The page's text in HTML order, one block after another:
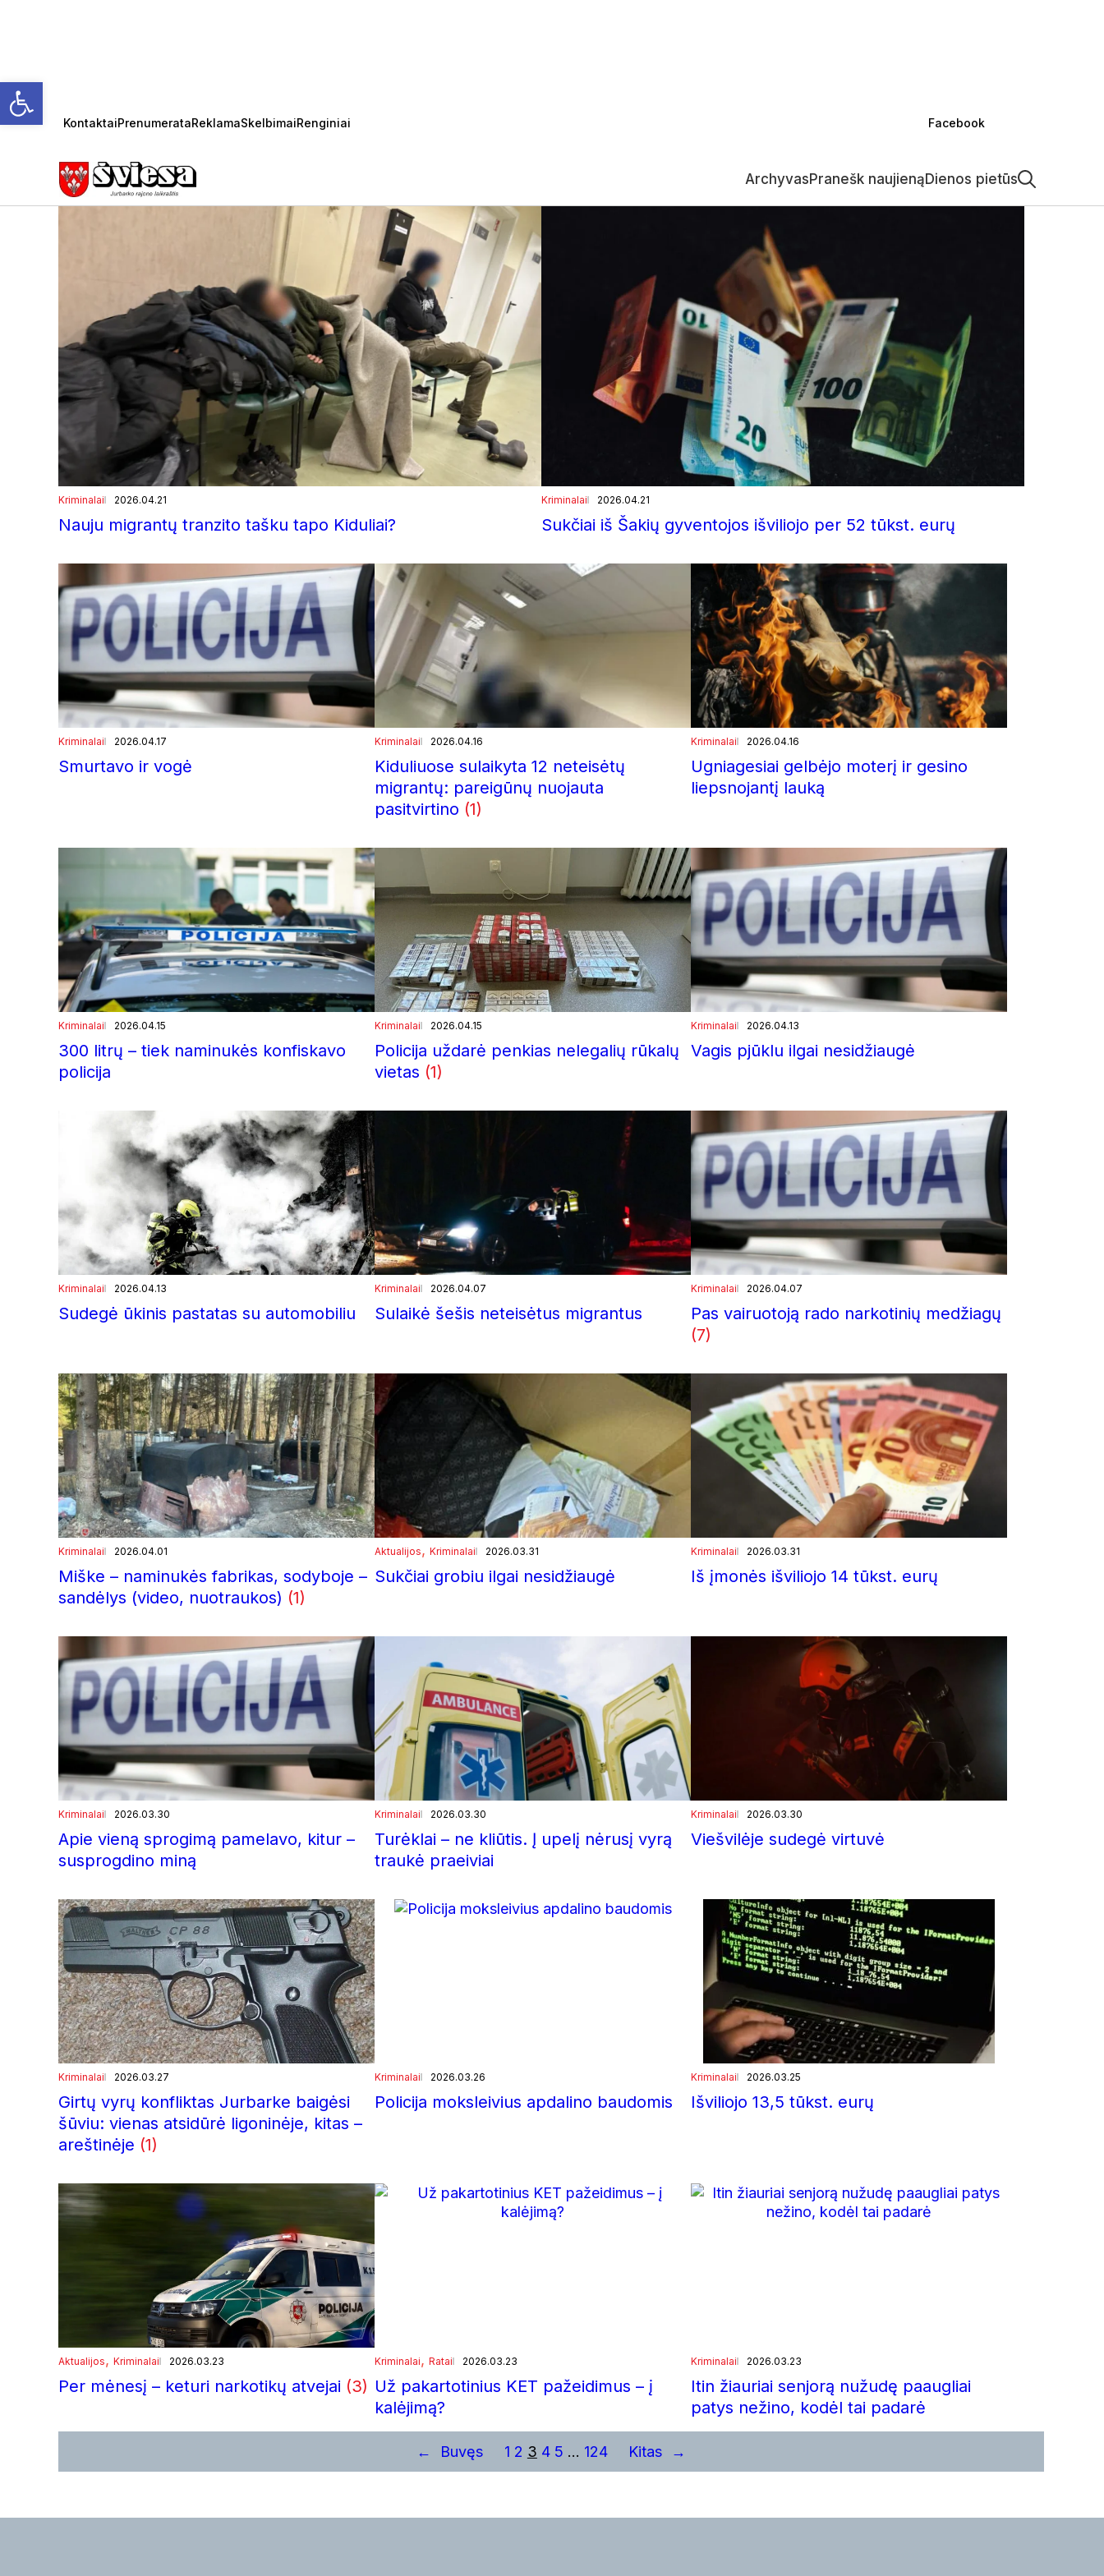
Open toolbar
KontaktaiPrenumerataReklamaSkelbimaiRenginiai Facebook
ArchyvasPranešk naujienąDienos pietūs
Kriminalai 2026.04.21
Nauju migrantų tranzito tašku tapo Kiduliai?
Kriminalai 2026.04.21
Sukčiai iš Šakių gyventojos išviliojo per 52 tūkst. eurų
Kriminalai 2026.04.17
Smurtavo ir vogė
Kriminalai 2026.04.16
Kiduliuose sulaikyta 12 neteisėtų
migrantų: pareigūnų nuojauta
pasitvirtino (1)
Kriminalai 2026.04.16
Ugniagesiai gelbėjo moterį ir gesino
liepsnojantį lauką
Kriminalai 2026.04.15
300 litrų – tiek naminukės konfiskavo
policija
Kriminalai 2026.04.15
Policija uždarė penkias nelegalių rūkalų
vietas (1)
Kriminalai 2026.04.13
Vagis pjūklu ilgai nesidžiaugė
Kriminalai 2026.04.13
Sudegė ūkinis pastatas su automobiliu
Kriminalai 2026.04.07
Sulaikė šešis neteisėtus migrantus
Kriminalai 2026.04.07
Pas vairuotoją rado narkotinių medžiagų
(7)
Kriminalai 2026.04.01
Miške – naminukės fabrikas, sodyboje –
sandėlys (video, nuotraukos) (1)
Aktualijos, Kriminalai 2026.03.31
Sukčiai grobiu ilgai nesidžiaugė
Kriminalai 2026.03.31
Iš įmonės išviliojo 14 tūkst. eurų
Kriminalai 2026.03.30
Apie vieną sprogimą pamelavo, kitur –
susprogdino miną
Kriminalai 2026.03.30
Turėklai – ne kliūtis. Į upelį nėrusį vyrą
traukė praeiviai
Kriminalai 2026.03.30
Viešvilėje sudegė virtuvė
Kriminalai 2026.03.27
Girtų vyrų konfliktas Jurbarke baigėsi
šūviu: vienas atsidūrė ligoninėje, kitas –
areštinėje (1)
Kriminalai 2026.03.26
Policija moksleivius apdalino baudomis
Kriminalai 2026.03.25
Išviliojo 13,5 tūkst. eurų
Aktualijos, Kriminalai 2026.03.23
Per mėnesį – keturi narkotikų atvejai (3)
Kriminalai, Ratai 2026.03.23
Už pakartotinius KET pažeidimus – į
kalėjimą?
Kriminalai 2026.03.23
Itin žiauriai senjorą nužudę paaugliai
patys nežino, kodėl tai padarė
← Buvęs 1 2 3 4 5 … 124 Kitas →